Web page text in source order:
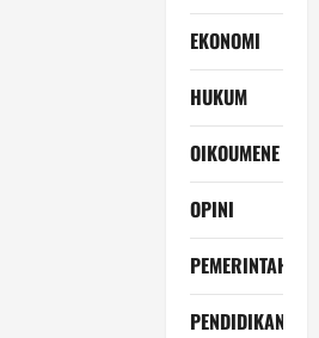
EKONOMI
HUKUM
OIKOUMENE
OPINI
PEMERINTAH
PENDIDIKAN